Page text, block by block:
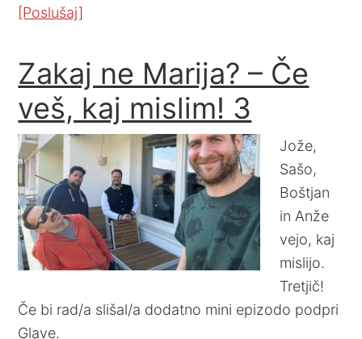
[Poslušaj]
Zakaj ne Marija? – Če
veš, kaj mislim! 3
Jože,
Sašo,
Boštjan
in Anže
vejo, kaj
mislijo.
Tretjič!
Če bi rad/a slišal/a dodatno mini epizodo podpri
Glave.